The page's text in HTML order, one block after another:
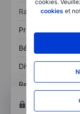
cookies.
cookies et
Ratios
Prix / ventes
Bénéfice par action
Dividende par
Rendement des
capitaux propres
Ouvrir un
techniques et